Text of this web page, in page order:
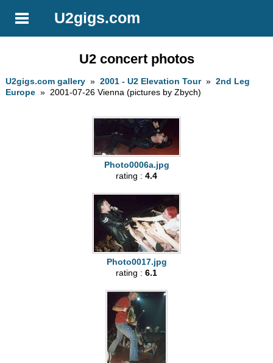
U2gigs.com
U2 concert photos
U2gigs.com gallery »2001 - U2 Elevation Tour»2nd Leg
Europe » 2001-07-26 Vienna (pictures by Zbych)
Photo0006a.jpg
rating : 4.4
Photo0017.jpg
rating : 6.1